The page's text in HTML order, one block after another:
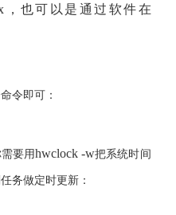
，也可以是通过软件在
令即可：
要用hwclock -w把系统时间
务做定时更新：